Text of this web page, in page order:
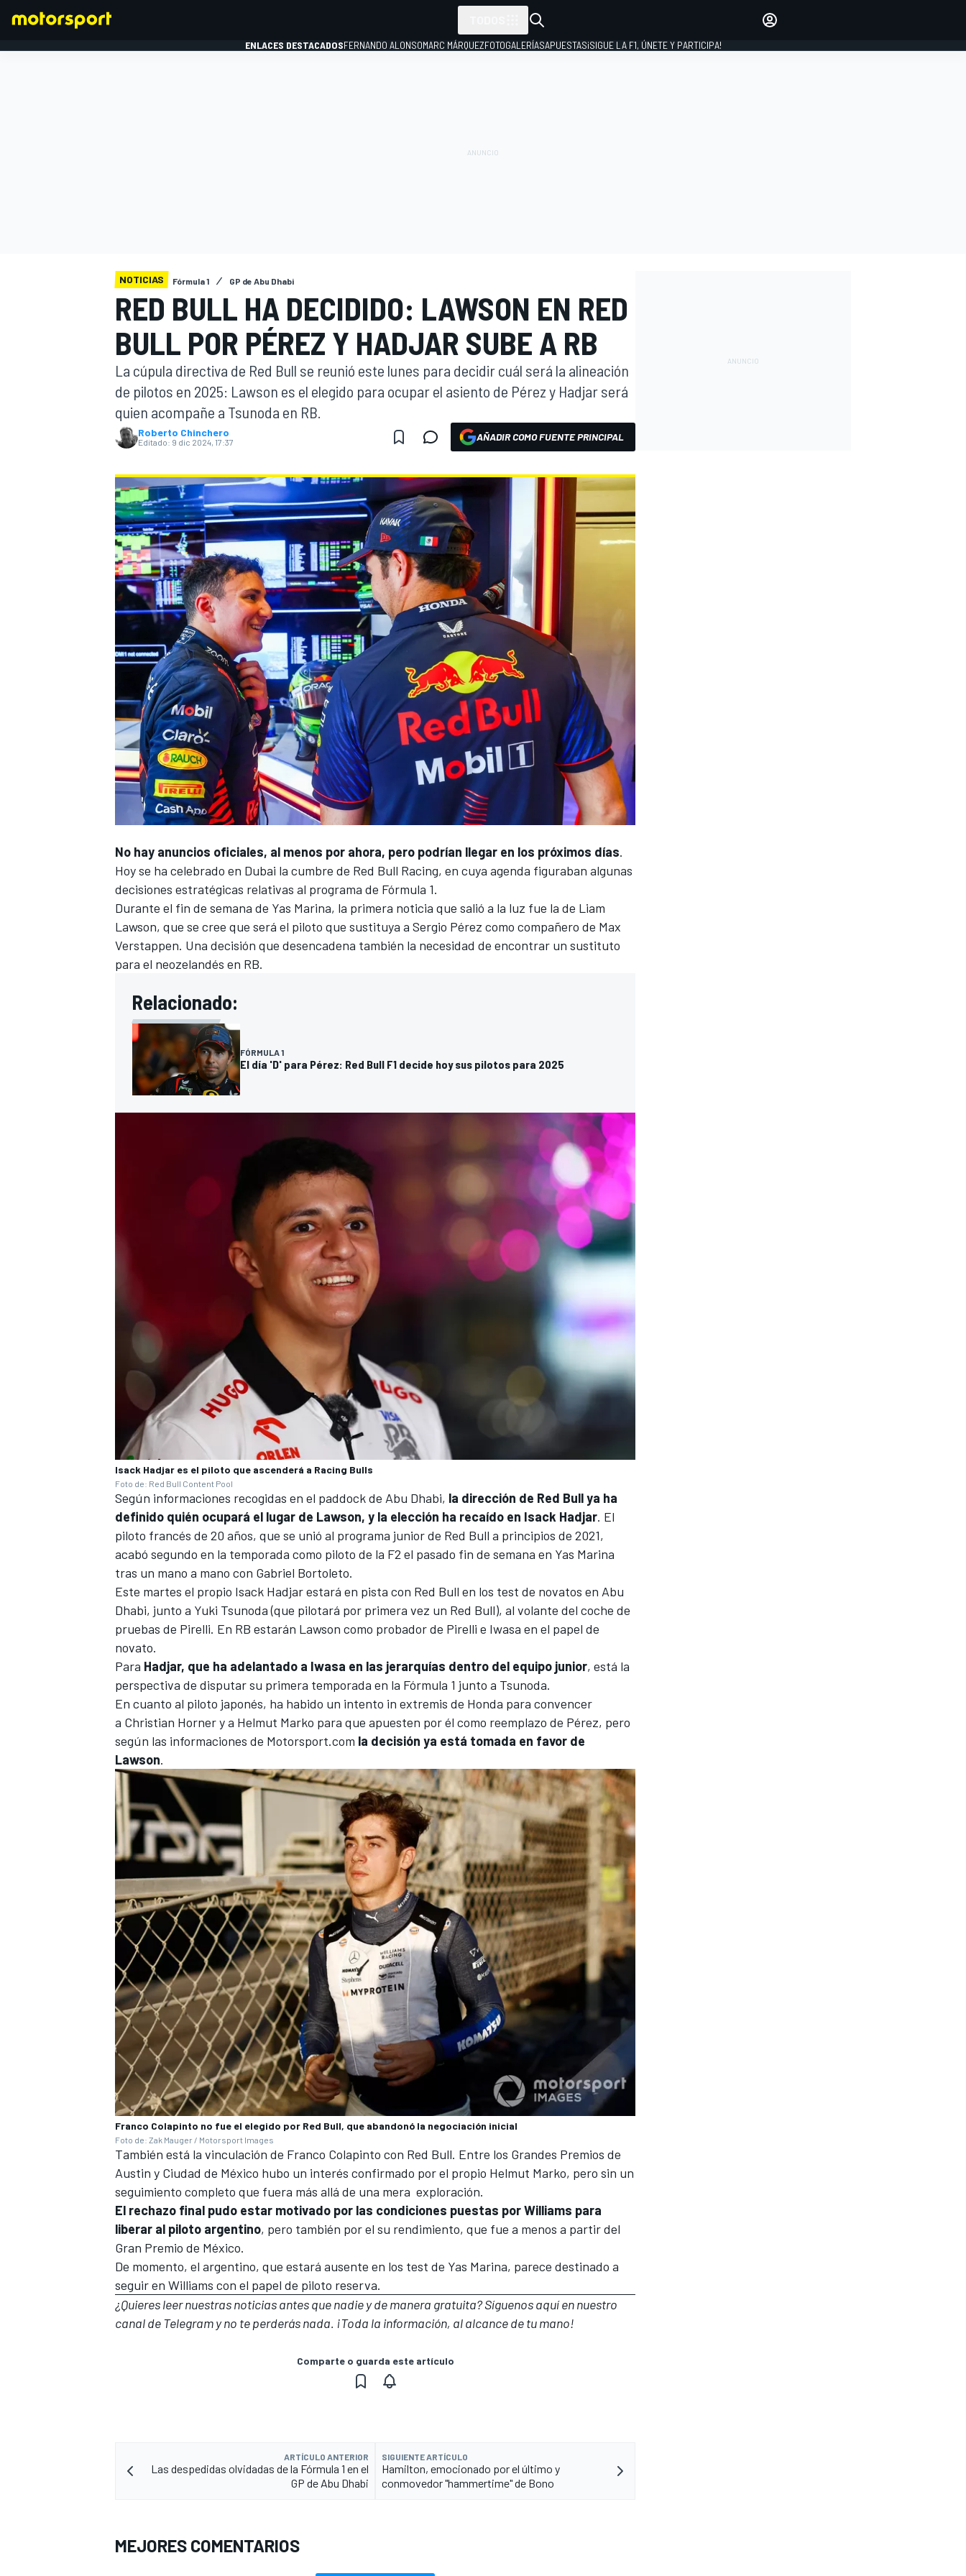
WEC FÓRMULA E
MÁS CATEGORÍAS
ENLACES DESTACADOSFERNANDO ALONSOMARC MÁRQUEZFOTOGALERÍASAPUESTAS¡SIGUE LA F1, ÚNETE Y PARTICIPA!
NOTICIAS Fórmula 1 GP de Abu Dhabi
RED BULL HA DECIDIDO: LAWSON EN RED
BULL POR PÉREZ Y HADJAR SUBE A RB
La cúpula directiva de Red Bull se reunió este lunes para decidir cuál será la alineación
de pilotos en 2025: Lawson es el elegido para ocupar el asiento de Pérez y Hadjar será
quien acompañe a Tsunoda en RB.
Roberto Chinchero
Editado: 9 dic 2024, 17:37 AÑADIR COMO FUENTE PRINCIPAL
No hay anuncios oficiales, al menos por ahora, pero podrían llegar en los próximos días.
Hoy se ha celebrado en Dubai la cumbre de Red Bull Racing, en cuya agenda figuraban algunas
decisiones estratégicas relativas al programa de Fórmula 1.
Durante el fin de semana de Yas Marina, la primera noticia que salió a la luz fue la de Liam
Lawson, que se cree que será el piloto que sustituya a Sergio Pérez como compañero de Max
Verstappen. Una decisión que desencadena también la necesidad de encontrar un sustituto
para el neozelandés en RB.
Relacionado:
FÓRMULA 1
El día 'D' para Pérez: Red Bull F1 decide hoy sus pilotos para 2025
Isack Hadjar es el piloto que ascenderá a Racing Bulls
Foto de: Red Bull Content Pool
Según informaciones recogidas en el paddock de Abu Dhabi, la dirección de Red Bull ya ha
definido quién ocupará el lugar de Lawson, y la elección ha recaído en Isack Hadjar. El
piloto francés de 20 años, que se unió al programa junior de Red Bull a principios de 2021,
acabó segundo en la temporada como piloto de la F2 el pasado fin de semana en Yas Marina
tras un mano a mano con Gabriel Bortoleto.
Este martes el propio Isack Hadjarestará en pista con Red Bull en los test de novatos en Abu
Dhabi, junto a Yuki Tsunoda(que pilotará por primera vez un Red Bull), al volante del coche de
pruebas de Pirelli. En RB estarán Lawson como probador de Pirelli e Iwasa en el papel de
novato.
Para Hadjar, que ha adelantado a Iwasa en las jerarquías dentro del equipo junior, está la
perspectiva de disputar su primera temporada en la Fórmula 1 junto a Tsunoda.
En cuanto al piloto japonés, ha habido un intento in extremis de Honda para convencer
a Christian Hornery a Helmut Marko para que apuesten por él como reemplazo de Pérez, pero
según las informaciones de Motorsport.com la decisión ya está tomada en favor de
Lawson.
Franco Colapinto no fue el elegido por Red Bull, que abandonó la negociación inicial
Foto de: Zak Mauger / Motorsport Images
También está la vinculación de Franco Colapinto con Red Bull. Entre los Grandes Premios de
Austin y Ciudad de México hubo un interés confirmado por el propio Helmut Marko, pero sin un
seguimiento completo que fuera más allá de una mera exploración.
El rechazo final pudo estar motivado por las condiciones puestas porWilliams para
liberar al piloto argentino, pero también por el su rendimiento, que fue a menos a partir del
Gran Premio de México.
De momento, el argentino, que estará ausente en los test de Yas Marina, parece destinado a
seguir en Williams con el papel de piloto reserva.
¿Quieres leer nuestras noticias antes que nadie y de manera gratuita? Síguenosaquí en nuestro
canal de Telegramy no te perderás nada. ¡Toda la información, al alcance de tu mano!
Comparte o guarda este artículo
ARTÍCULO ANTERIOR
Las despedidas olvidadas de la Fórmula 1 en el
GP de Abu Dhabi
SIGUIENTE ARTÍCULO
Hamilton, emocionado por el último y
conmovedor "hammertime" de Bono
MEJORES COMENTARIOS